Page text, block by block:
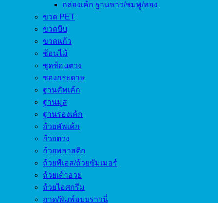
กล่องเค้ก ฐานขาว/ชมพู/ทอง
ขวด PET
ขวดบีบ
ขวดแก้ว
ช้อนไม้
ชุดช้อนตวง
ซองกระดาษ
ฐานคัพเค้ก
ฐานมูส
ฐานรองเค้ก
ถ้วยคัพเค้ก
ถ้วยตวง
ถ้วยพลาสติก
ถ้วยพีเอส/ถ้วยซัมเมอร์
ถ้วยเต้าอวย
ถ้วยไอศกรีม
ถาด/พิมพ์อบบราวนี่